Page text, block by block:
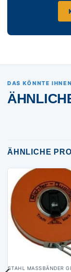
DAS KÖNNTE
ÄHNLICHE